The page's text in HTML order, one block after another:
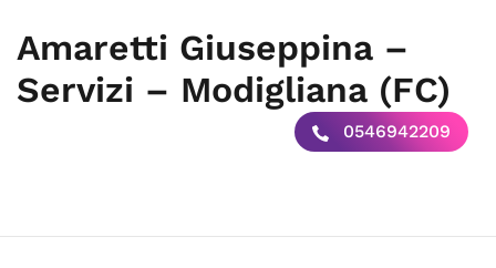
Amaretti Giuseppina –
Servizi – Modigliana (FC)
0546942209